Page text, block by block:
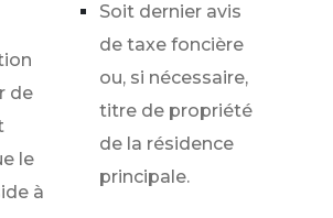
de
le
à
Soit dernier avis
de taxe foncière
ou, si nécessaire,
titre de propriété
de la résidence
principale.